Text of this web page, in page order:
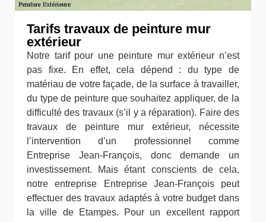
Tarifs travaux de peinture mur
extérieur
Notre tarif pour une peinture mur extérieur n’est
pas fixe. En effet, cela dépend : du type de
matériau de votre façade, de la surface à travailler,
du type de peinture que souhaitez appliquer, de la
difficulté des travaux (s’il y a réparation). Faire des
travaux de peinture mur extérieur, nécessite
l’intervention d’un professionnel comme
Entreprise Jean-François, donc demande un
investissement. Mais étant conscients de cela,
notre entreprise Entreprise Jean-François peut
effectuer des travaux adaptés à votre budget dans
la ville de Etampes. Pour un excellent rapport